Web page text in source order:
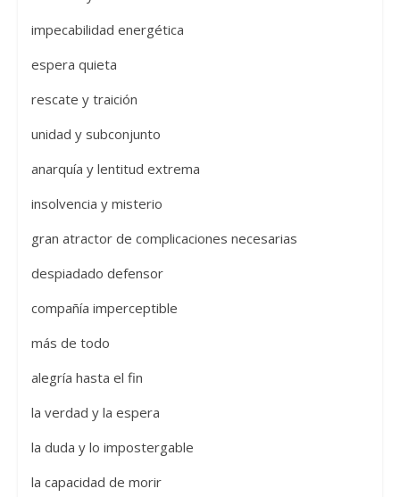
impecabilidad energética
espera quieta
rescate y traición
unidad y subconjunto
anarquía y lentitud extrema
insolvencia y misterio
gran atractor de complicaciones necesarias
despiadado defensor
compañía imperceptible
más de todo
alegría hasta el fin
la verdad y la espera
la duda y lo impostergable
la capacidad de morir